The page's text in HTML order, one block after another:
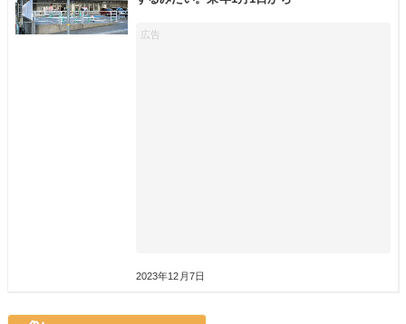
2023年12月7日